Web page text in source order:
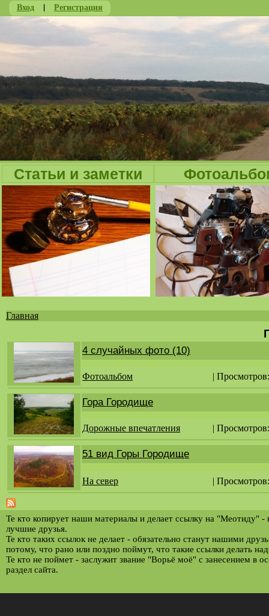
Вход | Регистрация
Статьи и заметки
здесь
Главная
4 случайных фото (10)
Фотоальбом |
Гора Городище
Дорожные впечатления |
51 вид Горы Городище
На север |
Те кто копирует наши материалы и делает ссылку на "Меотиду" -
лучшие друзья.
Те кто таких ссылок не делает - обязательно станут нашими
потому, что рано или поздно поймут, что такие ссылки делать
Те кто не поймет - заслужит звание "Ворьё моё" с занесением в
раздел сайта.